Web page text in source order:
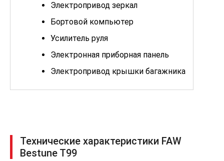
Электропривод зеркал
Бортовой компьютер
Усилитель руля
Электронная приборная панель
Электропривод крышки багажника
Адаптивный круиз-контроль
Парктроник передний
Парктроник задний
Технические характеристики FAW
Bestune T99